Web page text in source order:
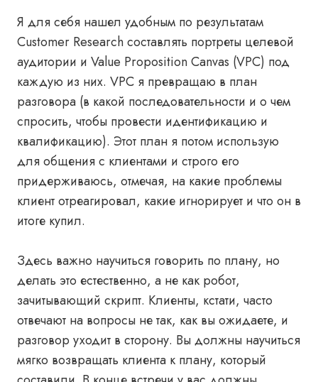
Я для себя нашел удобным по результатам
Customer Research составлять портреты целевой
аудитории и Value Proposition Canvas (VPC) под
каждую из них. VPC я превращаю в план
разговора (в какой последовательности и о чем
спросить, чтобы провести идентификацию и
квалификацию). Этот план я потом использую
для общения с клиентами и строго его
придерживаюсь, отмечая, на какие проблемы
клиент отреагировал, какие игнорирует и что он в
итоге купил.
Здесь важно научиться говорить по плану, но
делать это естественно, а не как робот,
зачитывающий скрипт. Клиенты, кстати, часто
отвечают на вопросы не так, как вы ожидаете, и
разговор уходит в сторону. Вы должны научиться
мягко возвращать клиента к плану, который